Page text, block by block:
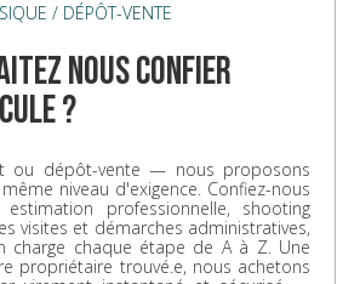
/ DÉPÔT-VENTE
nous confier
?
ou dépôt-vente — nous proposons
niveau d'exigence. Confiez-nous
professionnelle, shooting
visites et démarches administratives,
charge chaque étape de A à Z. Une
propriétaire trouvé.e, nous achetons